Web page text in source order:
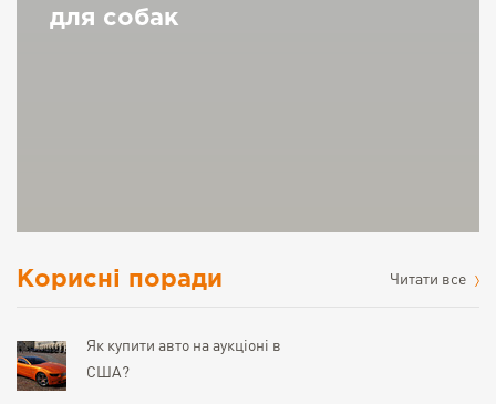
для собак
Корисні поради Читати все
Як купити авто на аукціоні в
США?